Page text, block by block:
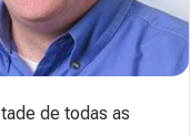
de todas as